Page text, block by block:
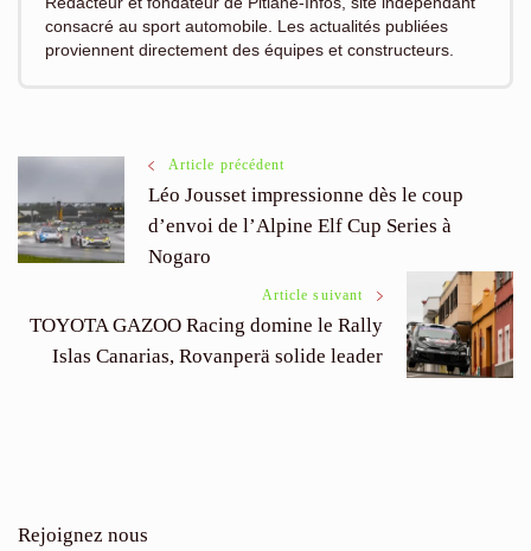
consacré au sport automobile. Les actualités publiées
proviennent directement des équipes et constructeurs.
Navigation
des
Article précédent
Léo Jousset impressionne dès le coup
d’envoi de l’Alpine Elf Cup Series à
Nogaro
Article suivant
TOYOTA GAZOO Racing domine le Rally
Islas Canarias, Rovanperä solide leader
Rejoignez nous